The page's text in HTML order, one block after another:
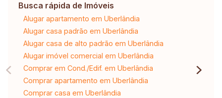
Busca rápida de Imóveis
Alugar apartamento em Uberlândia
Alugar casa padrão em Uberlândia
Alugar casa de alto padrão em Uberlândia
Alugar imóvel comercial em Uberlândia
Comprar em Cond./Edif. em Uberlândia
Comprar apartamento em Uberlândia
Comprar casa em Uberlândia